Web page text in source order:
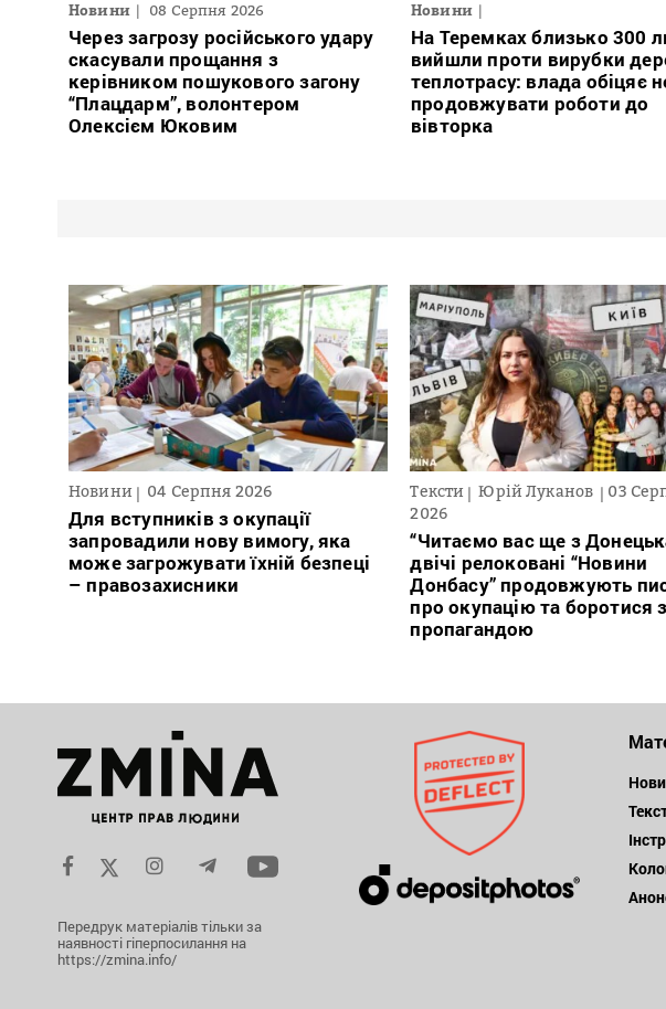
Новини 08 Серпня 2026
Через загрозу російського удару
скасували прощання з
керівником пошукового загону
“Плацдарм”, волонтером
Олексієм Юковим
Новини
На Теремках близько 300
вийшли проти вирубки
теплотрасу: влада обіцяє
продовжувати роботи до
вівторка
Новини 04 Серпня 2026
Для вступників з окупації
запровадили нову вимогу, яка
може загрожувати їхній безпеці
– правозахисники
Тексти Юрій Луканов
03
2026
“Читаємо вас ще з
двічі релоковані “Новини
Донбасу” продовжують
про окупацію та боротися з
пропагандою
Передрук матеріалів тільки за
наявності гіперпосилання на
https://zmina.info/